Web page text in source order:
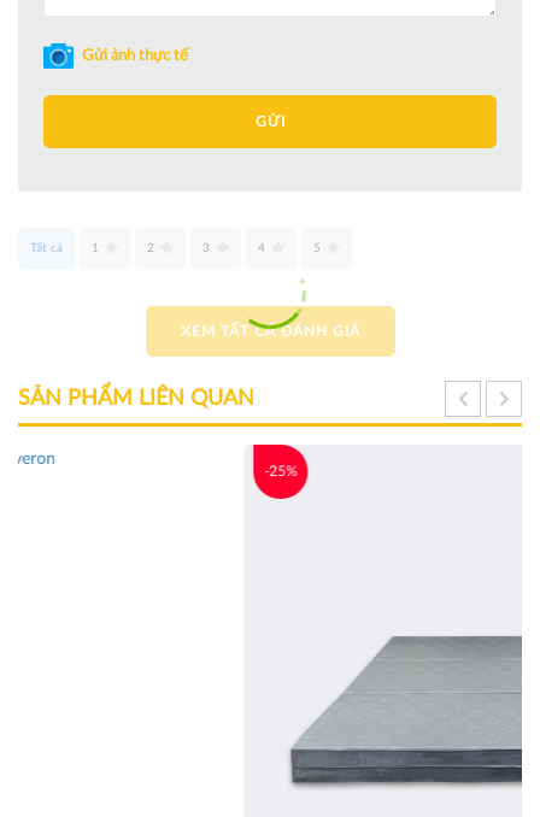
Gửi ảnh thực tế
GỬI
Tất cả 1 2 3 4 5
XEM TẤT CẢ ĐÁNH GIÁ
SẢN PHẨM LIÊN QUAN